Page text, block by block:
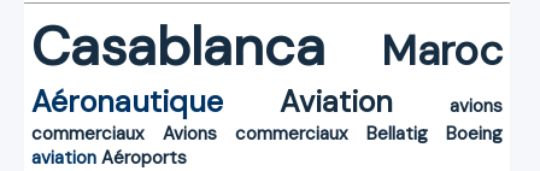
Casablanca Maroc
Aéronautique Aviation
avions
commerciaux
Avions commerciaux Bellatig
Boeing
aviation Aéroports